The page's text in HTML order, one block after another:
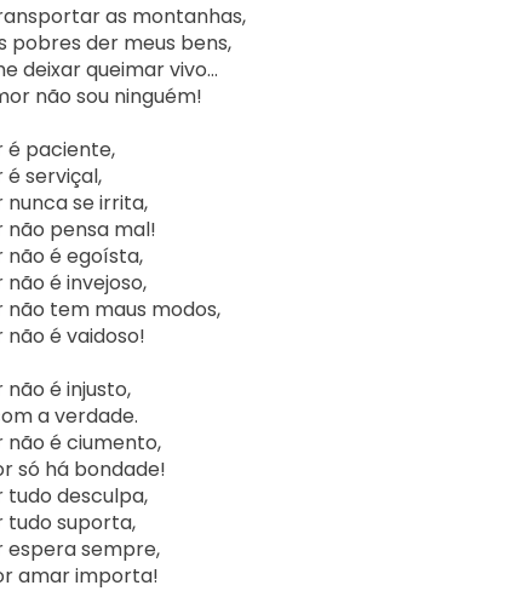
as montanhas,
pobres der meus bens,
deixar queimar vivo…
não sou ninguém!
é paciente,
é serviçal,
nunca se irrita,
não pensa mal!
não é egoísta,
não é invejoso,
não tem maus modos,
não é vaidoso!
não é injusto,
a verdade.
não é ciumento,
só há bondade!
tudo desculpa,
tudo suporta,
espera sempre,
amar importa!